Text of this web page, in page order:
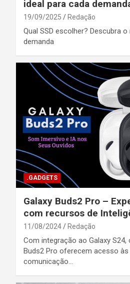
ideal para cada
19/09/2025 Redação
Qual SSD escolher? Descubra
demanda
.GADGETS
Galaxy Buds2 Pro –
com recursos de
11/08/2024 Redação
Com integração ao Galaxy
Buds2 Pro oferecem acesso
comunicação…